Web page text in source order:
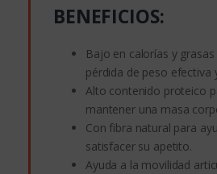
BENEFICIOS:
Bajo en calorías y
pérdida de peso efectiva
Alto contenido proteico
mantener una masa
Con fibra natural para
satisfacer su apetito.
Ayuda a la movilidad